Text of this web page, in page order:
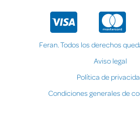
Feran. Todos los derechos
Aviso legal
Política de
Condiciones generales de